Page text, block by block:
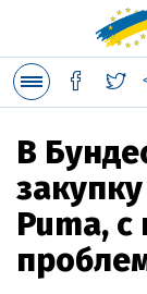
В
Puma,